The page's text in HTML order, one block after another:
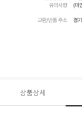
상품상세